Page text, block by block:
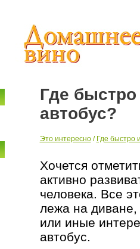
Где
автобус?
Это интересно/ Где быстро
Хочется
активно
человека. Все
лежа на диване,
или иные
автобус.